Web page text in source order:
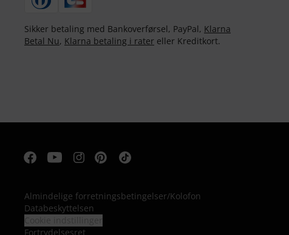
Sikker betaling med Bankoverførsel, PayPal, Klarna
Betal Nu, Klarna betaling i rater eller Kreditkort.
Almindelige forretningsbetingelser/Kolofon
Databeskyttelsen
Fortrydelsesret